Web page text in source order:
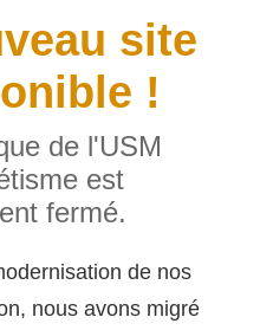
site
!
de l'USM
est
fermé.
de nos
nous avons migré